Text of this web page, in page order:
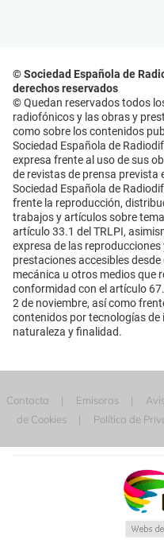
© Sociedad Española de
derechos reservados
© Quedan reservados todos
radiofónicos y las obras y
como sobre los contenidos
Sociedad Española de
expresa frente al uso de sus
de revistas de prensa prevista
Sociedad Española de
frente la reproducción,
trabajos y artículos sobre
artículo 33.1 del TRLPI,
expresa de las
prestaciones accesibles
mecánica u otros medios que
conformidad con el artículo
2 de noviembre, así como
contenidos por tecnologías de
naturaleza y finalidad.
Contacta Emisoras
de Cookies
Política de